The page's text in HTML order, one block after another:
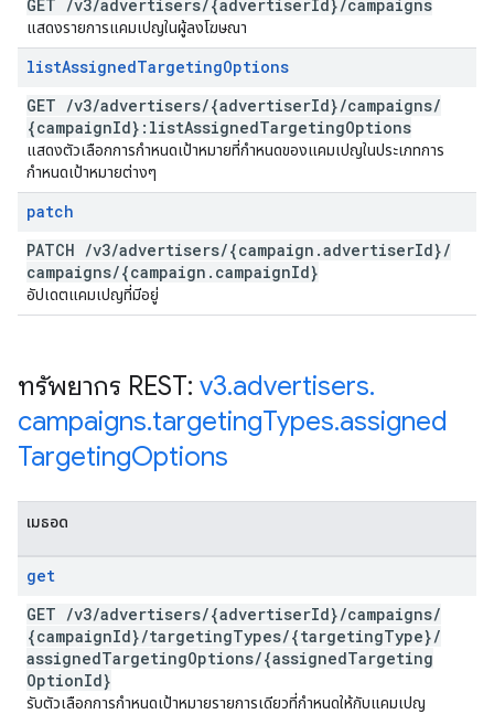
GET /v3/advertisers/{advertiserId}/campaigns
แสดงรายการแคมเปญในผู้ลงโฆษณา
listAssignedTargetingOptions
GET /v3/advertisers/{advertiserId}/campaigns/
{campaignId}:listAssignedTargetingOptions
แสดงตัวเลือกการกำหนดเป้าหมายที่กำหนดของแคมเปญในประเภทการ
กำหนดเป้าหมายต่างๆ
patch
PATCH /v3/advertisers/{campaign .advertiserId}/
campaigns/{campaign . campaignId}
อัปเดตแคมเปญที่มีอยู่
ทรัพยากร REST: v3.advertisers.
campaigns.targetingTypes.assigned
TargetingOptions
เมธอด
get
GET /v3/advertisers/{advertiserId}/campaigns/
{campaignId}/targetingTypes/{targetingType}/
assignedTargetingOptions/{assignedTargeting
OptionId}
รับตัวเลือกการกำหนดเป้าหมายรายการเดียวที่กำหนดให้กับแคมเปญ